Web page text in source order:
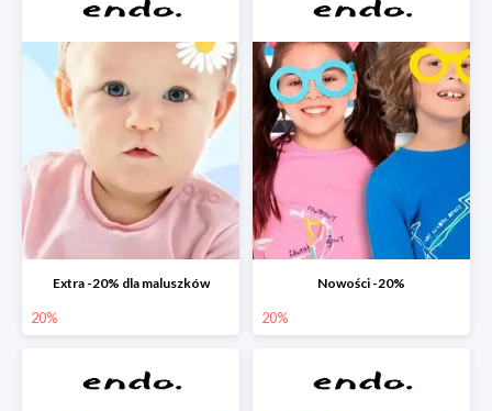
Extra -20% dla maluszków
20%
Nowości -20%
20%